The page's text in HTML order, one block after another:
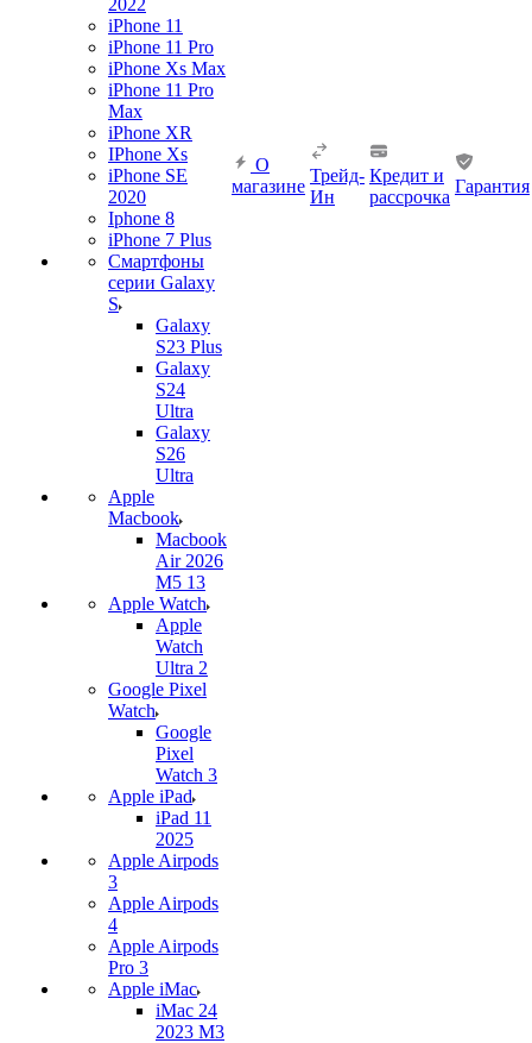
2022
iPhone 11
iPhone 11 Pro
iPhone Xs Max
iPhone 11 Pro
Max
iPhone XR
IPhone Xs
iPhone SE
2020
Iphone 8
iPhone 7 Plus
Смартфоны
серии Galaxy
S
Galaxy
S23 Plus
Galaxy
S24
Ultra
Galaxy
S26
Ultra
Apple
Macbook
Macbook
Air 2026
M5 13
Apple Watch
Apple
Watch
Ultra 2
Google Pixel
Watch
Google
Pixel
Watch 3
Apple iPad
iPad 11
2025
Apple Airpods
3
Apple Airpods
4
Apple Airpods
Pro 3
Apple iMac
iMac 24
2023 M3
О
магазине
Трейд-
Ин
Кредит и
рассрочка
Гарантия